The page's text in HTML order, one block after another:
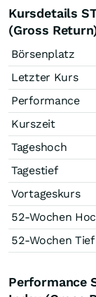
Kursdetails
(Gross
Börsenplatz
Letzter Kurs
Performance
Kurszeit
Tageshoch
Tagestief
Vortageskurs
52-Wochen
52-Wochen Tief
Performance